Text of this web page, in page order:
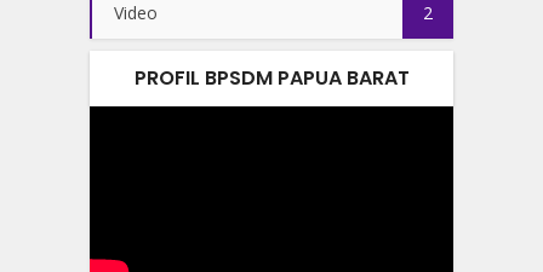
Video 2
PROFIL BPSDM PAPUA BARAT